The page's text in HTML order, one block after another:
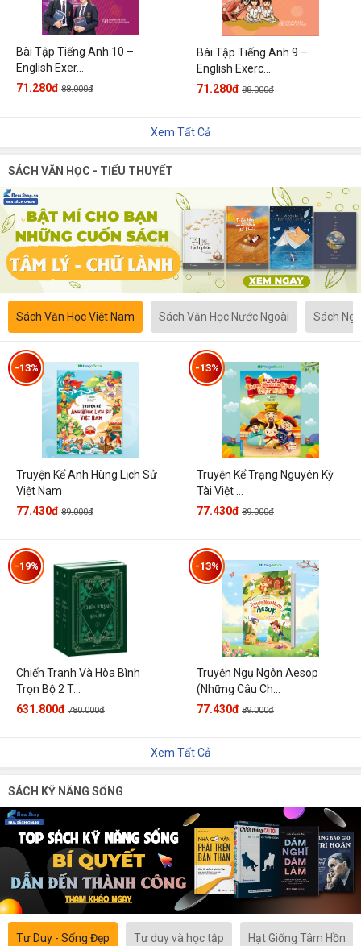
Bài Tập Tiếng Anh 10 –
English Exer...
71.280đ 88.000đ
Bài Tập Tiếng Anh 9 –
English Exerc...
71.280đ 88.000đ
Xem Tất Cả
SÁCH VĂN HỌC - TIỂU THUYẾT
Sách Văn Học Việt Nam Sách Văn Học Nước Ngoài Sách
Truyện Kể Anh Hùng Lịch Sử
Việt Nam
-13%
77.430đ 89.000đ
Truyện Kể Trạng Nguyên Kỳ
Tài Việt ...
-13%
77.430đ 89.000đ
Chiến Tranh Và Hòa Bình
Trọn Bộ 2 T...
-19%
631.800đ 780.000đ
Truyện Ngụ Ngôn Aesop
(Những Câu Ch...
-13%
77.430đ 89.000đ
Xem Tất Cả
SÁCH KỸ NĂNG SỐNG
Tư Duy - Sống Đẹp Tư duy và học tập Hạt Giống Tâm Hồn